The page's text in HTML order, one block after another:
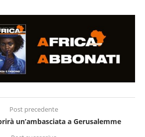
Post precedente
un’ambasciata a Gerusalemme